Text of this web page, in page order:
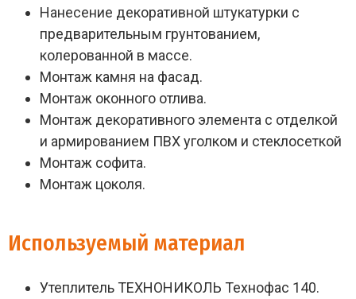
Нанесение декоративной штукатурки с
предварительным грунтованием,
колерованной в массе.
Монтаж камня на фасад.
Монтаж оконного отлива.
Монтаж декоративного элемента с отделкой
и армированием ПВХ уголком и стеклосеткой
Монтаж софита.
Монтаж цоколя.
Используемый материал
Утеплитель ТЕХНОНИКОЛЬ Технофас 140.